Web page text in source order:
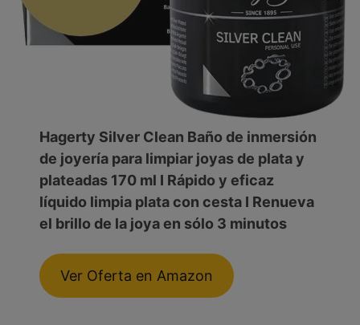
Hagerty Silver Clean Baño de inmersión
de joyería para limpiar joyas de plata y
plateadas 170 ml I Rápido y eficaz
líquido limpia plata con cesta I Renueva
el brillo de la joya en sólo 3 minutos
Ver Oferta en Amazon